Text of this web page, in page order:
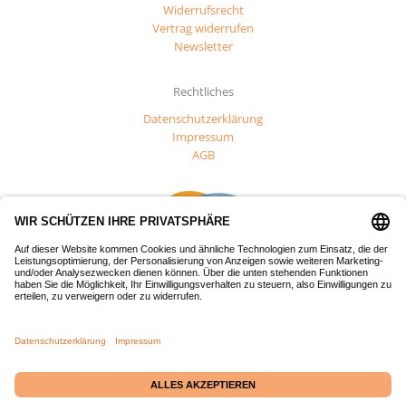
Widerrufsrecht
Vertrag widerrufen
Newsletter
Rechtliches
Datenschutzerklärung
Impressum
AGB
regionale Entwicklung (EFRE) gefördert.